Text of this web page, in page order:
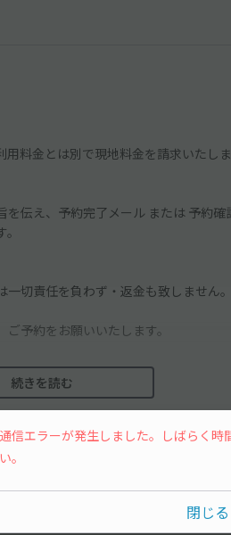
料金とは別で現地料金を請求いた
伝え、予約完了メール または 予約確
切責任を負わず・返金も致しません。
予約をお願いいたします。
可 ]
続きを読む
通信エラーが発生しました。しばらく
い。
閉じる